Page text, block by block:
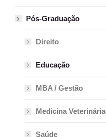
Pós-Graduação
Direito
Educação
MBA / Gestão
Medicina Veterinária
Saúde